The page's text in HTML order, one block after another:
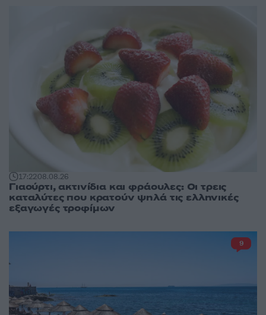
17:2208.08.26
Γιαούρτι, ακτινίδια και φράουλες: Οι τρεις
καταλύτες που κρατούν ψηλά τις ελληνικές
εξαγωγές τροφίμων
9